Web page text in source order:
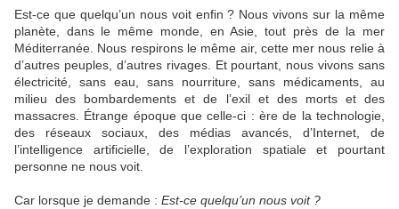
Est-ce que quelqu’un nous voit enfin ? Nous vivons sur la même
planète, dans le même monde, en Asie, tout près de la mer
Méditerranée. Nous respirons le même air, cette mer nous relie à
d’autres peuples, d’autres rivages. Et pourtant, nous vivons sans
électricité, sans eau, sans nourriture, sans médicaments, au
milieu des bombardements et de l’exil et des morts et des
massacres. Étrange époque que celle-ci : ère de la technologie,
des réseaux sociaux, des médias avancés, d’Internet, de
l’intelligence artificielle, de l’exploration spatiale et pourtant
personne ne nous voit.
Car lorsque je demande : Est-ce quelqu’un nous voit ?